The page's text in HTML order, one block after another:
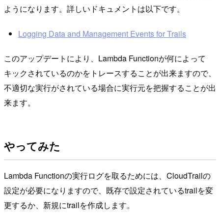
ようになります。詳しいドキュメントは以下です。
Logging Data and Management Events for Trails
このアップデートにより、Lambda Functionが何によって
キックされているのかをトレースすることが出来ますので、
不適切な実行がされている場合に実行元を把握することが出
来ます。
やってみた
Lambda Functionの実行ログを取るためには、CloudTrailの
設定が必要になりますので、既存で設定されているtrailを変
更するか、新規にtrailを作成します。